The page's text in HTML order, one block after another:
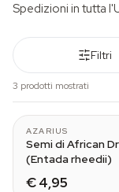
Spedizioni in tutta
Filtri
3 prodotti mostrati
AZARIUS
Semi di African
(Entada rheedii)
€ 4,95